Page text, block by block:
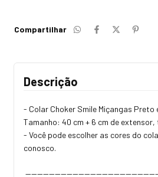
Compartilhar
Descrição
- Colar Choker Smile Miçangas Preto
Tamanho: 40 cm + 6 cm de
- Você pode escolher as cores do
conosco.